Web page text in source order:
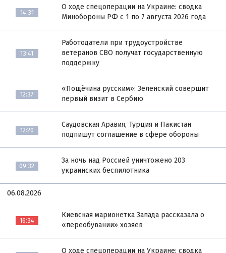
14:31
О ходе спецоперации на Украине: сводка
Минобороны РФ с 1 по 7 августа 2026 года
13:41
Работодатели при трудоустройстве
ветеранов СВО получат государственную
поддержку
12:37
«Пощёчина русским»: Зеленский совершит
первый визит в Сербию
12:20
Саудовская Аравия, Турция и Пакистан
подпишут соглашение в сфере обороны
09:32
За ночь над Россией уничтожено 203
украинских беспилотника
06.08.2026
16:34
Киевская марионетка Запада рассказала о
«переобувании» хозяев
О ходе спецоперации на Украине: сводка